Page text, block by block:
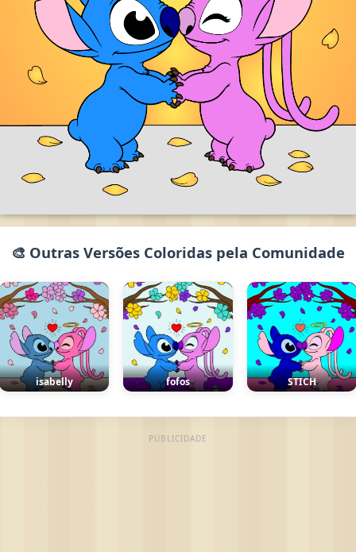
🎨 Outras Versões Coloridas pela Comunidade
isabelly fofos STICH
PUBLICIDADE